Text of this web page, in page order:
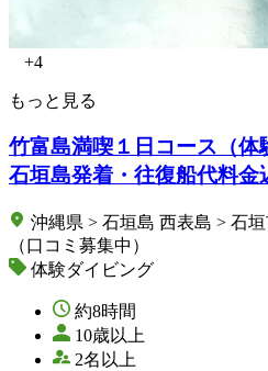
+4
もっと見る
竹富島満喫１日コース（
石垣島発着・往復船代料金
沖縄県 > 石垣島 西表島 > 石
（口コミ募集中）
体験ダイビング
約8時間
10歳以上
2名以上